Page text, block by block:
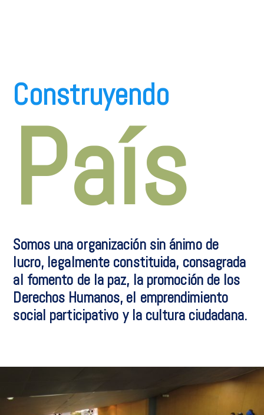
Construyendo
País
Somos una organización sin ánimo de
lucro, legalmente constituida, consagrada
al fomento de la paz, la promoción de los
Derechos Humanos, el emprendimiento
social participativo y la cultura ciudadana.